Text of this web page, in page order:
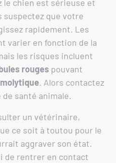
le chien est sérieuse et
suspectez que votre
rapidement. Les
varier en fonction de la
les risques incluent
rouges pouvant
. Alors contactez
santé animale.
un vétérinaire,
ce soit à toutou pour le
aggraver son état.
de rentrer en contact